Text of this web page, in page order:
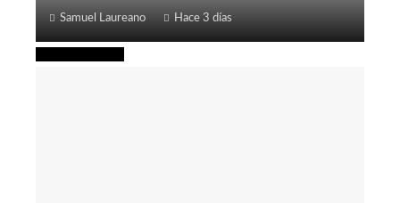
Samuel Laureano Hace 3 días